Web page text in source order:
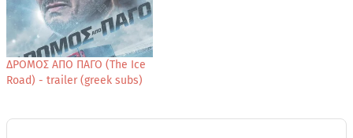
ΔΡΟΜΟΣ ΑΠΟ ΠΑΓΟ (The Ice
Road) - trailer (greek subs)